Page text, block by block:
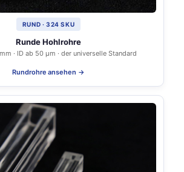
RUND · 324 SKU
Runde Hohlrohre
· ID ab 50 µm · der universelle Standard
Rundrohre ansehen →